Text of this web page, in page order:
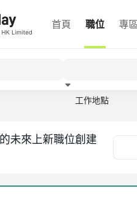
首頁 職位 專區
工作地點
未來上新職位創建